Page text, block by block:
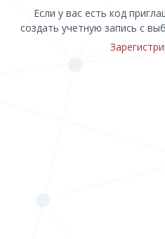
Если у вас есть код
создать учетную запись с